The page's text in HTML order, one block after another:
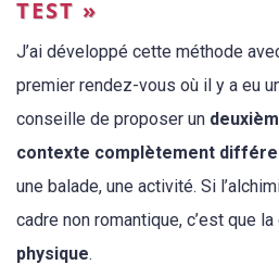
TEST »
J’ai développé cette méthode
premier rendez-vous où il y a eu
conseille de proposer un
contexte complètement
une balade, une activité. Si
cadre non romantique, c’est que
physique.